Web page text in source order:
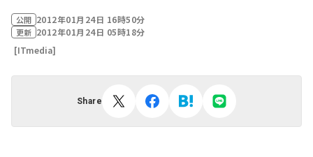
公開 2012年01月24日 16時50分
更新 2012年01月24日 05時18分
[ITmedia]
Share